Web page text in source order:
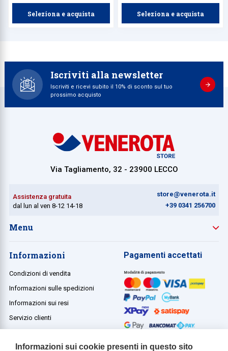
Seleziona e acquista
ideale per professionisti.
Seleziona e acquista
Iscriviti alla newsletter
Iscriviti e ricevi subito il 10% di sconto sul tuo
prossimo acquisto
Via Tagliamento, 32 - 23900 LECCO
Assistenza gratuita
dal lun al ven 8-12 14-18
store@venerota.it
+39 0341 256700
Menu
Informazioni
Condizioni di vendita
Informazioni sulle spedizioni
Informazioni sui resi
Servizio clienti
Pagamenti accettati
Informazioni sui cookie presenti in questo sito